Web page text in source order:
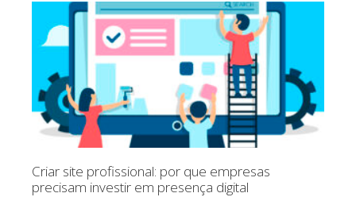
Criar site profissional: por que empresas
precisam investir em presença digital